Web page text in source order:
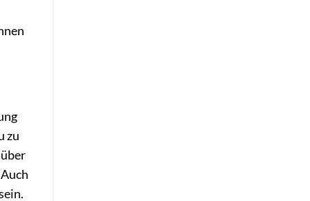
zu